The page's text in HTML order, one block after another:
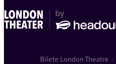
Bilete London Theatre